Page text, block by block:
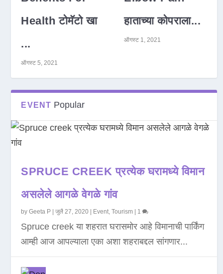
Health टोमॅटो खा
...
ऑगस्ट 5, 2021
हाताच्या कोपराला...
ऑगस्ट 1, 2021
EVENT Popular
SPRUCE CREEK प्रत्येक घरामध्ये विमान
असलेले आगळे वेगळे गांव
byGeeta P |जुलै 27, 2020 Event,Tourism 1
Spruce creek या शहरात घरासमोर आहे विमानाची पार्किंग
आम्ही आज आपल्याला एका अशा शहराबद्दल सांगणार...